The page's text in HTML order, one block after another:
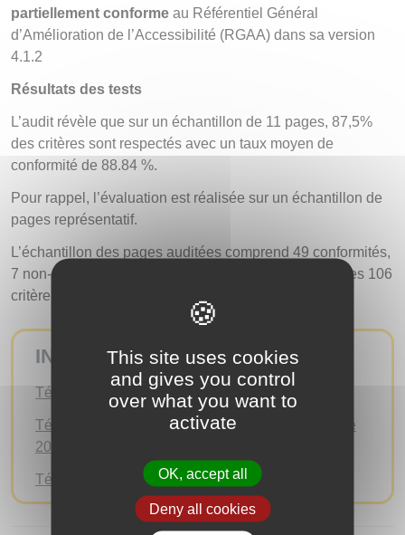
partiellement conforme au Référentiel Général
d’Amélioration de l’Accessibilité (RGAA) dans sa version
4.1.2
Résultats des tests
L’audit révèle que sur un échantillon de 11 pages, 87,5%
des critères sont respectés avec un taux moyen de
conformité de 88.84 %.
Pour rappel, l’évaluation est réalisée sur un échantillon de
pages représentatif.
L’échantillon des pages auditées comprend 49 conformités,
7 non-conformités et 50 critères non-applicables sur les 106
critères du RGAA 4.1.2
INFOS PRATIQUES
Téléchargez la déclaration d’accessibilité
Téléchargez le schéma pluriannuel d’accessibilité
2024-2026
Téléchargez le plan d’actions 2024
This site uses cookies
and gives you control
over what you want to
activate
OK, accept all
Deny all cookies